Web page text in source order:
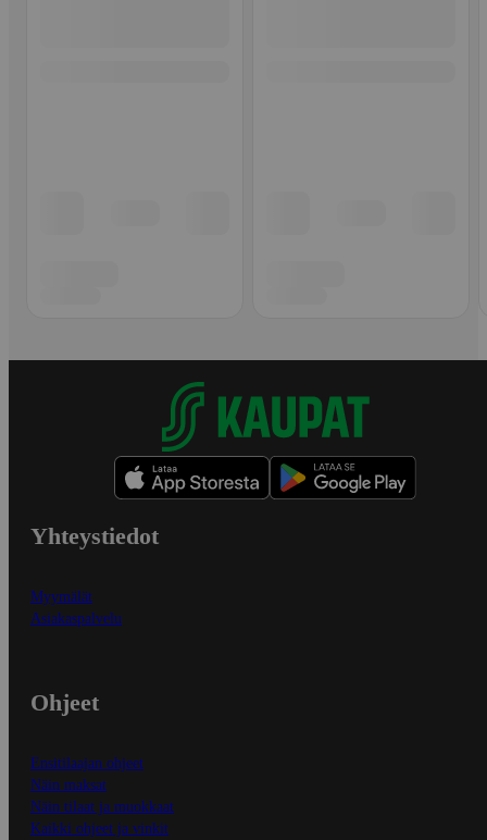
Yhteystiedot
Myymälät
Asiakaspalvelu
Ohjeet
Ensitilaajan ohjeet
Näin maksat
Näin tilaat ja muokkaat
Kaikki ohjeet ja vinkit